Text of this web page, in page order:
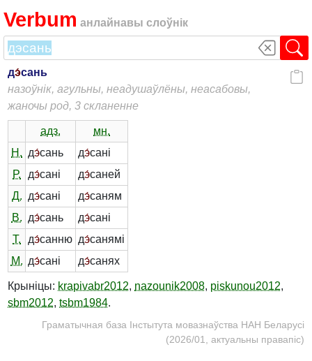
Verbum анлайнавы слоўнік
дэ́сань
назоўнік, агульны, неадушаўлёны, неасабовы,
жаночы род, 3 скланенне
адз.
мн.
Н. дэ́сань дэ́сані
Р.
дэ́сані дэ́саней
Д. дэ́сані дэ́саням
В. дэ́сань дэ́сані
Т.
дэ́санню дэ́санямі
М. дэ́сані дэ́санях
Крыніцы: krapivabr2012, nazounik2008, piskunou2012,
sbm2012, tsbm1984.
Граматычная база Інстытута мовазнаўства НАН Беларусі
(2026/01, актуальны правапіс)